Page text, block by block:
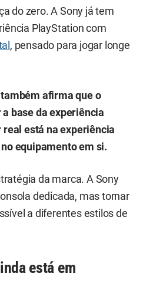
do zero. A Sony já tem
PlayStation com
, pensado para jogar longe
afirma que o
base da experiência
está na experiência
equipamento em si.
da marca. A Sony
dedicada, mas tornar
a diferentes estilos de
está em